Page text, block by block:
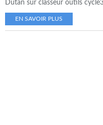
Dutan sur classeur outils
EN SAVOIR PLUS